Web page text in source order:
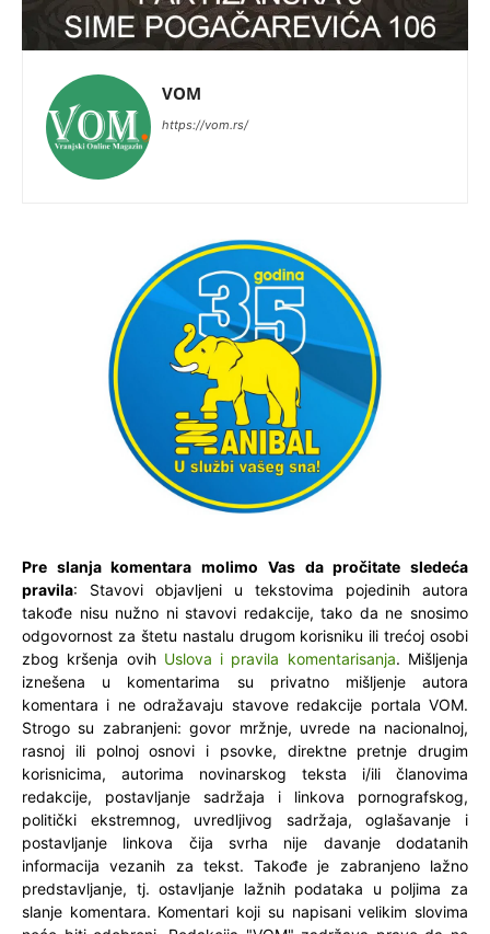
VOM
https://vom.rs/
Pre slanja komentara molimo Vas da pročitate sledeća
pravila: Stavovi objavljeni u tekstovima pojedinih autora
takođe nisu nužno ni stavovi redakcije, tako da ne snosimo
odgovornost za štetu nastalu drugom korisniku ili trećoj osobi
zbog kršenja ovih Uslova i pravila komentarisanja. Mišljenja
iznešena u komentarima su privatno mišljenje autora
komentara i ne odražavaju stavove redakcije portala VOM.
Strogo su zabranjeni: govor mržnje, uvrede na nacionalnoj,
rasnoj ili polnoj osnovi i psovke, direktne pretnje drugim
korisnicima, autorima novinarskog teksta i/ili članovima
redakcije, postavljanje sadržaja i linkova pornografskog,
politički ekstremnog, uvredljivog sadržaja, oglašavanje i
postavljanje linkova čija svrha nije davanje dodatanih
informacija vezanih za tekst. Takođe je zabranjeno lažno
predstavljanje, tj. ostavljanje lažnih podataka u poljima za
slanje komentara. Komentari koji su napisani velikim slovima